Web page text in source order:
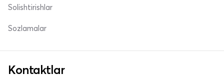
Solishtirishlar
Sozlamalar
Kontaktlar